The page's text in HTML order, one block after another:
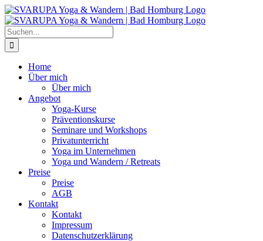
Zum
Inhalt
springen
Suche
nach:
Home
Über mich
Über mich
Angebot
Yoga-Kurse
Präventionskurse
Seminare und Workshops
Privatunterricht
Yoga im Unternehmen
Yoga und Wandern / Retreats
Preise
Preise
AGB
Kontakt
Kontakt
Impressum
Datenschutzerklärung